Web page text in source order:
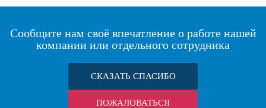
Сообщите нам своё впечатление о работе нашей
компании или отдельного сотрудника
СКАЗАТЬ СПАСИБО
ПОЖАЛОВАТЬСЯ